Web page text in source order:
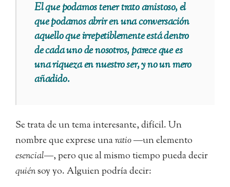
El que podamos tener trato amistoso, el
que podamos abrir en una conversación
aquello que irrepetiblemente está dentro
de cada uno de nosotros, parece que es
una riqueza en nuestro ser, y no un mero
añadido.
Se trata de un tema interesante, difícil. Un
nombre que exprese unaratio―un elemento
esencial―, pero que al mismo tiempo pueda decir
quiénsoy yo. Alguien podría decir: